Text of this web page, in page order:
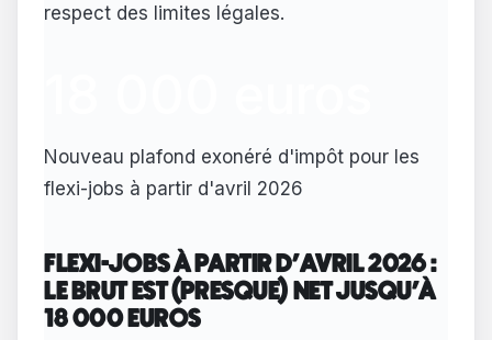
respect des limites légales.
Nouveau plafond exonéré d'impôt pour les
flexi-jobs à partir d'avril 2026
FLEXI-JOBS À PARTIR D'AVRIL 2026 :
LE BRUT EST (PRESQUE) NET JUSQU'À
18 000 EUROS